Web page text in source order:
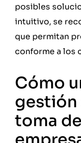
posibles
intuitivo, se
que permitan
conforme a los
Cómo
gestión
toma